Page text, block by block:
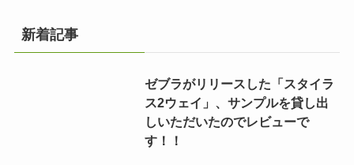
新着記事
ゼブラがリリースした「スタイラ
ス2ウェイ」、サンプルを貸し出
しいただいたのでレビューで
す！！